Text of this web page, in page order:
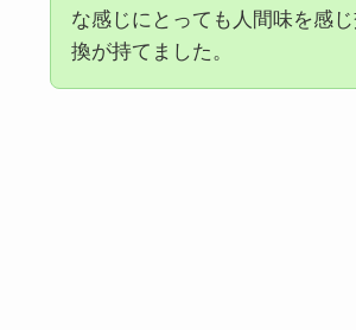
な感じにとっても人間味を感
換が持てました。